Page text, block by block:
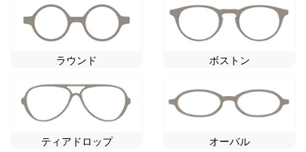
ラウンド ボストン
ティアドロップ オーバル